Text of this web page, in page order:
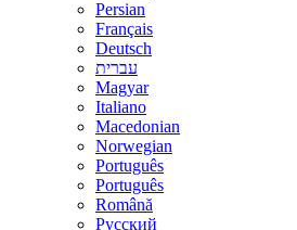
Persian
Français
Deutsch
עברית
Magyar
Italiano
Macedonian
Norwegian
Português
Português
Română
Русский